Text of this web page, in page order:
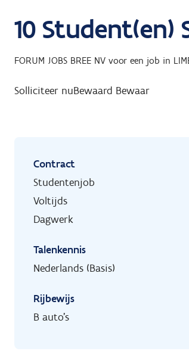
10 Student(en)
FORUM JOBS BREE NV voor een job in
Solliciteer nuBewaard Bewaar
Contract
Studentenjob
Voltijds
Dagwerk
Talenkennis
Nederlands (Basis)
Rijbewijs
B auto's